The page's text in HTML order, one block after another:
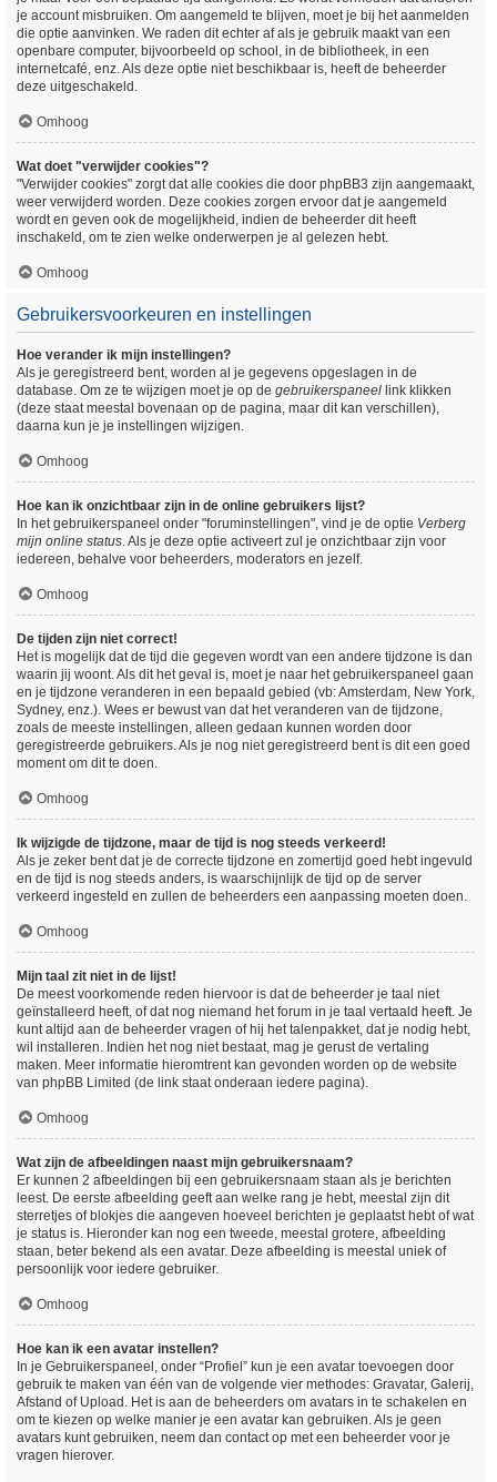
je account misbruiken. Om aangemeld te blijven, moet je bij het aanmelden
die optie aanvinken. We raden dit echter af als je gebruik maakt van een
openbare computer, bijvoorbeeld op school, in de bibliotheek, in een
internetcafé, enz. Als deze optie niet beschikbaar is, heeft de beheerder
deze uitgeschakeld.
Omhoog
Wat doet "verwijder cookies"?
"Verwijder cookies" zorgt dat alle cookies die door phpBB3 zijn aangemaakt,
weer verwijderd worden. Deze cookies zorgen ervoor dat je aangemeld
wordt en geven ook de mogelijkheid, indien de beheerder dit heeft
inschakeld, om te zien welke onderwerpen je al gelezen hebt.
Omhoog
Gebruikersvoorkeuren en instellingen
Hoe verander ik mijn instellingen?
Als je geregistreerd bent, worden al je gegevens opgeslagen in de
database. Om ze te wijzigen moet je op de gebruikerspaneel link klikken
(deze staat meestal bovenaan op de pagina, maar dit kan verschillen),
daarna kun je je instellingen wijzigen.
Omhoog
Hoe kan ik onzichtbaar zijn in de online gebruikers lijst?
In het gebruikerspaneel onder "foruminstellingen", vind je de optie Verberg
mijn online status. Als je deze optie activeert zul je onzichtbaar zijn voor
iedereen, behalve voor beheerders, moderators en jezelf.
Omhoog
De tijden zijn niet correct!
Het is mogelijk dat de tijd die gegeven wordt van een andere tijdzone is dan
waarin jij woont. Als dit het geval is, moet je naar het gebruikerspaneel gaan
en je tijdzone veranderen in een bepaald gebied (vb: Amsterdam, New York,
Sydney, enz.). Wees er bewust van dat het veranderen van de tijdzone,
zoals de meeste instellingen, alleen gedaan kunnen worden door
geregistreerde gebruikers. Als je nog niet geregistreerd bent is dit een goed
moment om dit te doen.
Omhoog
Ik wijzigde de tijdzone, maar de tijd is nog steeds verkeerd!
Als je zeker bent dat je de correcte tijdzone en zomertijd goed hebt ingevuld
en de tijd is nog steeds anders, is waarschijnlijk de tijd op de server
verkeerd ingesteld en zullen de beheerders een aanpassing moeten doen.
Omhoog
Mijn taal zit niet in de lijst!
De meest voorkomende reden hiervoor is dat de beheerder je taal niet
geïnstalleerd heeft, of dat nog niemand het forum in je taal vertaald heeft. Je
kunt altijd aan de beheerder vragen of hij het talenpakket, dat je nodig hebt,
wil installeren. Indien het nog niet bestaat, mag je gerust de vertaling
maken. Meer informatie hieromtrent kan gevonden worden op de website
van phpBB Limited (de link staat onderaan iedere pagina).
Omhoog
Wat zijn de afbeeldingen naast mijn gebruikersnaam?
Er kunnen 2 afbeeldingen bij een gebruikersnaam staan als je berichten
leest. De eerste afbeelding geeft aan welke rang je hebt, meestal zijn dit
sterretjes of blokjes die aangeven hoeveel berichten je geplaatst hebt of wat
je status is. Hieronder kan nog een tweede, meestal grotere, afbeelding
staan, beter bekend als een avatar. Deze afbeelding is meestal uniek of
persoonlijk voor iedere gebruiker.
Omhoog
Hoe kan ik een avatar instellen?
In je Gebruikerspaneel, onder “Profiel” kun je een avatar toevoegen door
gebruik te maken van één van de volgende vier methodes: Gravatar, Galerij,
Afstand of Upload. Het is aan de beheerders om avatars in te schakelen en
om te kiezen op welke manier je een avatar kan gebruiken. Als je geen
avatars kunt gebruiken, neem dan contact op met een beheerder voor je
vragen hierover.